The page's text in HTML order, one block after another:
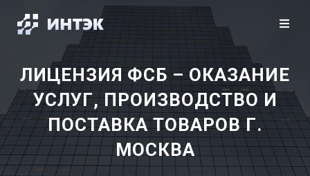
ЛИЦЕНЗИЯ ФСБ – ОКАЗАНИЕ
УСЛУГ, ПРОИЗВОДСТВО И
ПОСТАВКА ТОВАРОВ Г.
МОСКВА
Сбросить
Закрыть X
Москва
Санкт-Петербург
А
Архангельск
Астрахань
Б